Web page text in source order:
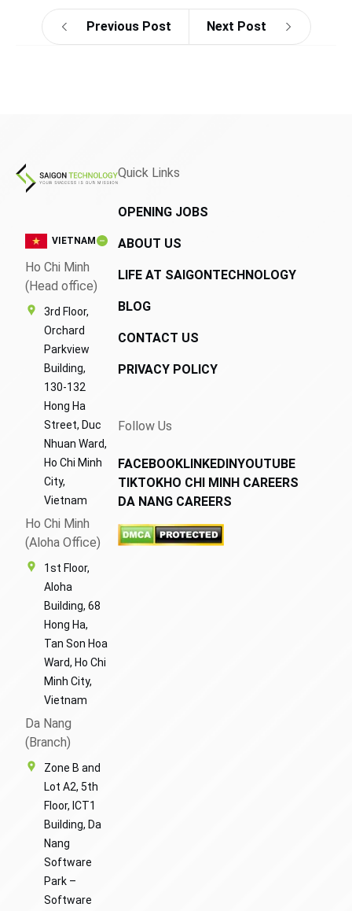
Previous Post Next Post
VIETNAM
Ho Chi Minh
(Head office)
3rd Floor,
Orchard
Parkview
Building,
130-132
Hong Ha
Street, Duc
Nhuan Ward,
Ho Chi Minh
City,
Vietnam
Ho Chi Minh
(Aloha Office)
1st Floor,
Aloha
Building, 68
Hong Ha,
Tan Son Hoa
Ward, Ho Chi
Minh City,
Vietnam
Da Nang
(Branch)
Zone B and
Lot A2, 5th
Floor, ICT1
Building, Da
Nang
Software
Park –
Software
Quick Links
OPENING JOBS
ABOUT US
LIFE AT SAIGONTECHNOLOGY
BLOG
CONTACT US
PRIVACY POLICY
Follow Us
FACEBOOKLINKEDINYOUTUBE
TIKTOKHO CHI MINH CAREERS
DA NANG CAREERS